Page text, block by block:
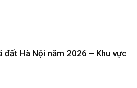
đất Hà Nội năm 2026 – Khu vực